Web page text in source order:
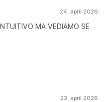
24. april 2026
MA VEDIAMO SE
23. april 2026